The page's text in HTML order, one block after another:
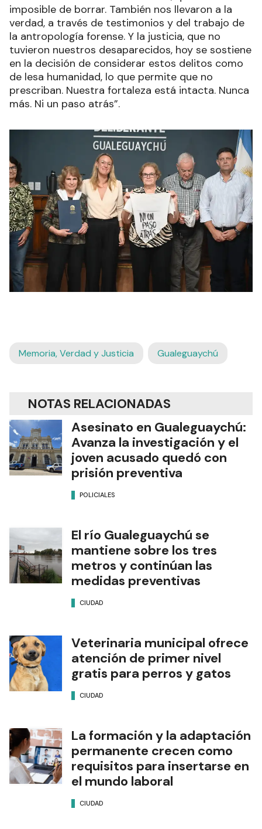
imposible de borrar. También nos llevaron a la
verdad, a través de testimonios y del trabajo de
la antropología forense. Y la justicia, que no
tuvieron nuestros desaparecidos, hoy se sostiene
en la decisión de considerar estos delitos como
de lesa humanidad, lo que permite que no
prescriban. Nuestra fortaleza está intacta. Nunca
más. Ni un paso atrás”.
Memoria, Verdad y Justicia Gualeguaychú
NOTAS RELACIONADAS
Asesinato en Gualeguaychú:
Avanza la investigación y el
joven acusado quedó con
prisión preventiva
POLICIALES
El río Gualeguaychú se
mantiene sobre los tres
metros y continúan las
medidas preventivas
CIUDAD
Veterinaria municipal ofrece
atención de primer nivel
gratis para perros y gatos
CIUDAD
La formación y la adaptación
permanente crecen como
requisitos para insertarse en
el mundo laboral
CIUDAD